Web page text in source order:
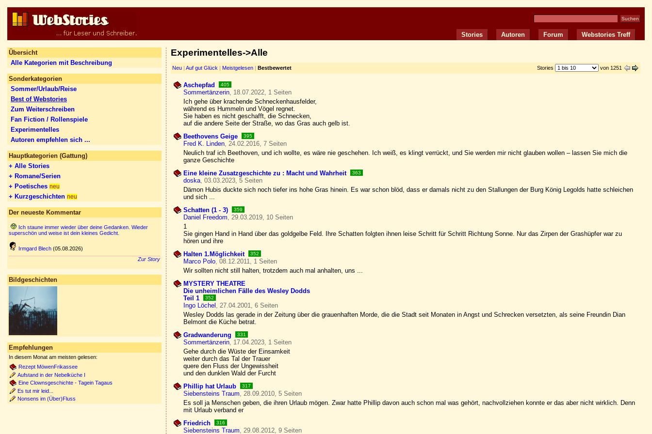
Stories Autoren Forum Webstories Treff
Übersicht
Alle Kategorien mit Beschreibung
Sonderkategorien
Sommer/Urlaub/Reise
Best of Webstories
Zum Weiterschreiben
Fan Fiction / Rollenspiele
Experimentelles
Autoren empfehlen sich ...
Hauptkategorien (Gattung)
+ Alle Stories
+ Romane/Serien
+ Poetisches neu
+ Kurzgeschichten neu
Der neueste Kommentar
Ich staune immer wieder über deine Gedanken. Wieder
superschön und weise ist dein kleines Gedicht.
Irmgard Blech (05.08.2026)
Zur Story
Bildgeschichten
Empfehlungen
In diesem Monat am meisten gelesen:
Rezept MöwenFrikassee
Aufstand in der Nebelküche I
Eine Clownsgeschichte - Tagein Tagaus
Es tut mir leid...
Nonsens im (Über)Fluss
Experimentelles->Alle
Neu | Auf gut Glück | Meistgelesen | Bestbewertet Stories von 1251
Aschepfad 405
Sommertänzerin, 18.07.2022, 1 Seiten
Ich gehe über krachende Schneckenhausfelder,
während es Hummeln und Vögel regnet.
Sie haben es nicht geschafft, die Schnecken,
auf die andere Seite der Straße, wo das Gras auch gelb ist.
Beethovens Geige
395
Fred K. Linden, 24.02.2016, 7 Seiten
Neulich traf ich Beethoven, und ich wollte, es wäre nie geschehen. Ich weiß, es klingt verrückt, und Sie werden mir nicht glauben wollen – lassen Sie mich die
ganze Geschichte
Eine kleine Zusatzgeschichte zu : Macht und Wahrheit
363
doska, 03.03.2023, 5 Seiten
Dämon Hubis duckte sich noch tiefer ins hohe Gras hinein. Es war schon blöd, dass er damals nicht zu den Stallungen der Burg König Legolds hatte schleichen
und sich ...
Schatten (1 - 3)
359
Daniel Freedom, 29.03.2019, 10 Seiten
1
Sie gingen Hand in Hand über das goldgelbe Feld. Ihre Schatten folgten ihnen leise Schritt für Schritt Richtung Sonne. Nur das Zirpen der Grashüpfer war zu
hören und ihre
Halten 1.Möglichkeit
352
Marco Polo, 08.12.2011, 1 Seiten
Wir sollten nicht still halten, trotzdem auch mal anhalten, uns ...
MYSTERY THEATRE
Die unheimlichen Fälle des Wesley Dodds
Teil 1
352
Ingo Löchel , 27.04.2001, 6 Seiten
Wesley Dodds las gerade in der Zeitung über die grauenhaften Morde, die die Stadt seit Monaten in Angst und Schrecken versetzten, als seine Freundin Dian
Belmont die Küche betrat.
Gradwanderung
331
Sommertänzerin, 17.04.2023, 1 Seiten
Gehe durch die Wüste der Einsamkeit
weiter durch das Tal der Trauer
quere den Fluss der Ungewissheit
und den dunklen Wald der Furcht
Phillip hat Urlaub
317
Siebensteins Traum, 28.09.2010, 5 Seiten
Es soll ja Menschen geben, die ihren Urlaub mögen. Zwar hatte Phillip davon auch schon mal was gehört, nachvollziehen konnte er das aber nicht wirklich. Denn
mit Urlaub verband er
Friedrich
316
Siebensteins Traum, 29.08.2012, 9 Seiten